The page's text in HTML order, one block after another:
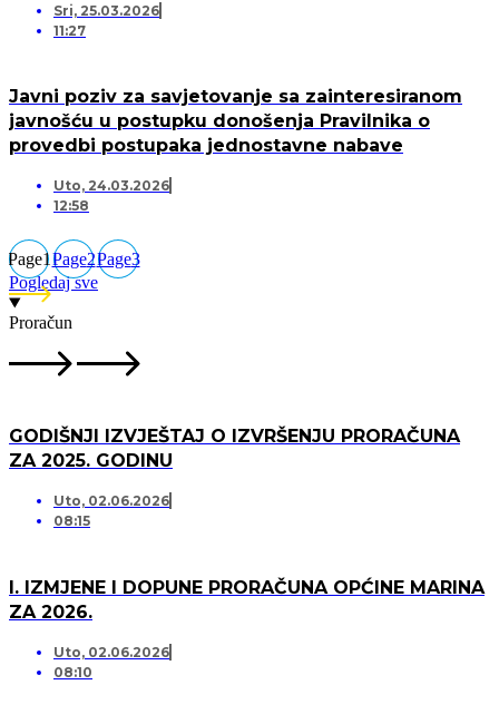
Sri, 25.03.2026
11:27
Javni poziv za savjetovanje sa zainteresiranom
javnošću u postupku donošenja Pravilnika o
provedbi postupaka jednostavne nabave
Uto, 24.03.2026
12:58
Page1Page2Page3
Pogledaj sve
Proračun
GODIŠNJI IZVJEŠTAJ O IZVRŠENJU PRORAČUNA
ZA 2025. GODINU
Uto, 02.06.2026
08:15
I. IZMJENE I DOPUNE PRORAČUNA OPĆINE MARINA
ZA 2026.
Uto, 02.06.2026
08:10